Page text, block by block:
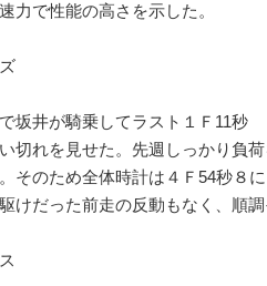
力で性能の高さを示した。
坂井が騎乗してラスト１Ｆ11秒
切れを見せた。先週しっかり負
そのため全体時計は４Ｆ54秒８
けだった前走の反動もなく、順調